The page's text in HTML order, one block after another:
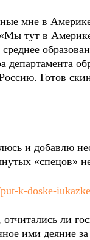
мне в
тут в
департамента
Готов
и добавлю
«спецов»
k-doske-
ли
ими деяние